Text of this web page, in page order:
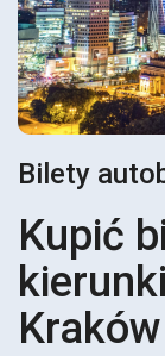
Bilety
Kupić
Kraków